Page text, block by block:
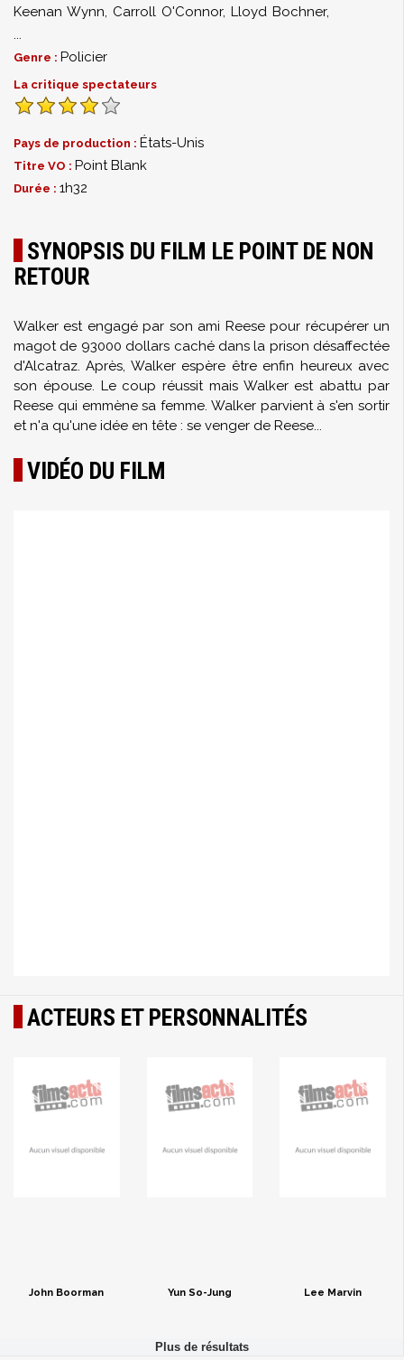
Keenan Wynn, Carroll O'Connor, Lloyd Bochner,
...
Genre : Policier
La critique spectateurs
Pays de production : États-Unis
Titre VO : Point Blank
Durée : 1h32
SYNOPSIS DU FILM LE POINT DE NON
RETOUR
Walker est engagé par son ami Reese pour récupérer un
magot de 93000 dollars caché dans la prison désaffectée
d'Alcatraz. Après, Walker espère être enfin heureux avec
son épouse. Le coup réussit mais Walker est abattu par
Reese qui emmène sa femme. Walker parvient à s'en sortir
et n'a qu'une idée en tête : se venger de Reese...
VIDÉO DU FILM
ACTEURS ET PERSONNALITÉS
John Boorman Yun So-Jung Lee Marvin